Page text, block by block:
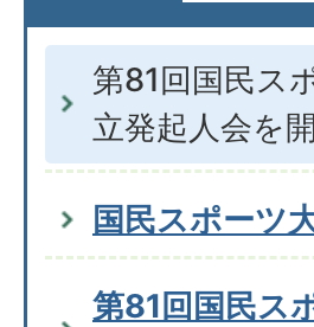
第81回国民ス
立発起人会を
国民スポーツ
第81回国民ス